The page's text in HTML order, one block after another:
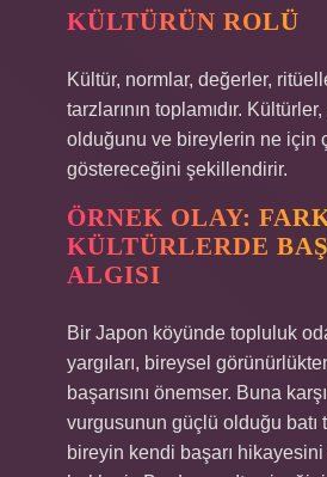
KÜLTÜRÜN ROLÜ
Kültür, normlar, değerler,
tarzlarının toplamıdır.
olduğunu ve bireylerin ne için
göstereceğini şekillendirir.
ÖRNEK OLAY:
KÜLTÜRLERDE
ALGISI
Bir Japon köyünde topluluk
yargıları, bireysel
başarısını önemser. Buna
vurgusunun güçlü olduğu batı
bireyin kendi başarı hikayesini